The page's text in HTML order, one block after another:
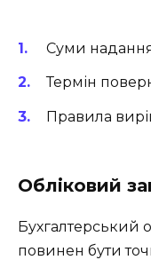
Суми
Термін
Правила
Обліковий
Бухгалтерський
повинен бути